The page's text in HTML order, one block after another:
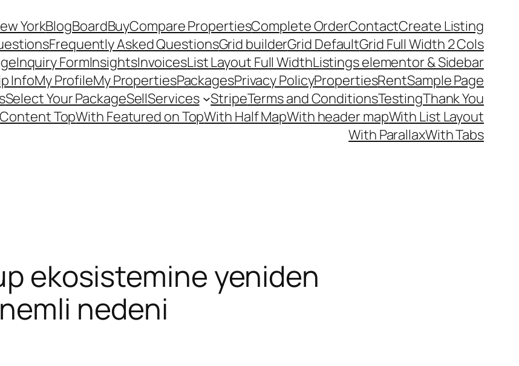
YorkBlogBoardBuyCompare PropertiesComplete OrderContactCreate Listing
Frequently Asked QuestionsGrid builderGrid DefaultGrid Full Width 2 Cols
Inquiry FormInsightsInvoicesList Layout Full WidthListings elementor & Sidebar
InfoMy ProfileMy PropertiesPackagesPrivacy PolicyPropertiesRentSample Page
Select Your PackageSellServices StripeTerms and ConditionsTestingThank You
TopWith Featured on TopWith Half MapWith header mapWith List Layout
With ParallaxWith Tabs
ekosistemine yeniden
nedeni